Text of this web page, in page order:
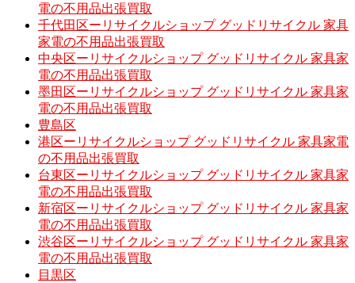
電の不用品出張買取
千代田区ーリサイクルショップ グッドリサイクル 家具
家電の不用品出張買取
中央区ーリサイクルショップ グッドリサイクル 家具家
電の不用品出張買取
墨田区ーリサイクルショップ グッドリサイクル 家具家
電の不用品出張買取
豊島区
港区ーリサイクルショップ グッドリサイクル 家具家電
の不用品出張買取
台東区ーリサイクルショップ グッドリサイクル 家具家
電の不用品出張買取
新宿区ーリサイクルショップ グッドリサイクル 家具家
電の不用品出張買取
渋谷区ーリサイクルショップ グッドリサイクル 家具家
電の不用品出張買取
目黒区